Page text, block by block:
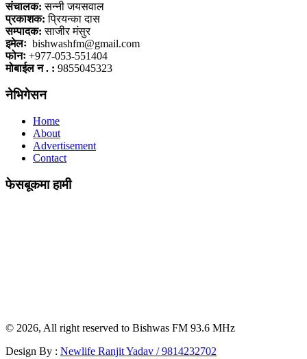
संचालक: सन्नी जयसवाल
प्रकाशक: प्रियन्का दास
सम्पादक: साजीर मंसुर
इमेलः bishwashfm@gmail.com
फोनः +977-053-551404
मोबाईल न . : 9855045323
नेभिगेसन
Home
About
Advertisement
Contact
फेसबूकमा हामी
© 2026, All right reserved to Bishwas FM 93.6 MHz
Design By : Newlife Ranjit Yadav /9814232702